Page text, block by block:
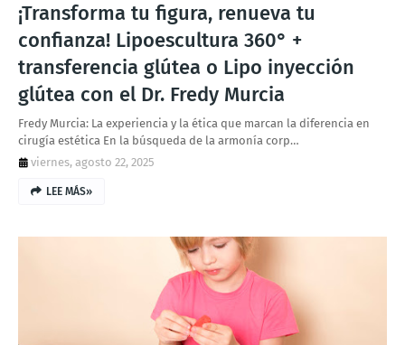
¡Transforma tu figura, renueva tu
confianza! Lipoescultura 360° +
transferencia glútea o Lipo inyección
glútea con el Dr. Fredy Murcia
Fredy Murcia: La experiencia y la ética que marcan la diferencia en
cirugía estética En la búsqueda de la armonía corp…
viernes, agosto 22, 2025
LEE MÁS»